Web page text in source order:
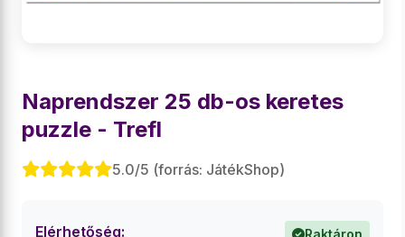
Naprendszer 25 db-os keretes
puzzle - Trefl
5.0/5 (forrás: JátékShop)
Elérhetőség: Raktáron